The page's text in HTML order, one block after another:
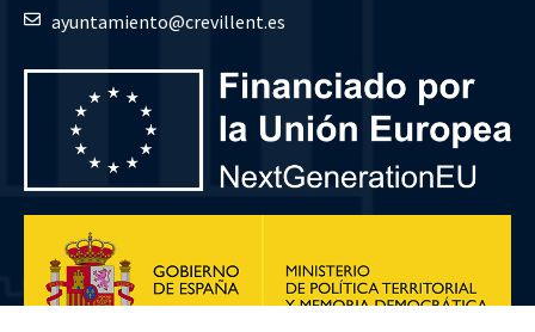
ayuntamiento@crevillent.es